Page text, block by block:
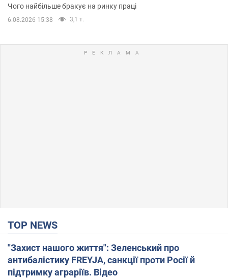
Чого найбільше бракує на ринку праці
6.08.2026 15:38 3,1 т.
TOP NEWS
"Захист нашого життя": Зеленський про
антибалістику FREYJA, санкції проти Росії й
підтримку аграріїв. Відео